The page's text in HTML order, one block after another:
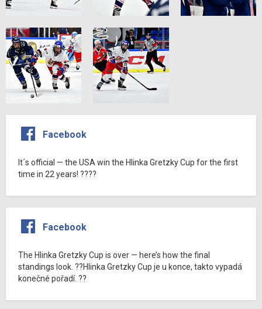
Facebook
It´s official — the USA win the Hlinka Gretzky Cup for the first
time in 22 years! ????
Facebook
The Hlinka Gretzky Cup is over — here’s how the final
standings look. ??Hlinka Gretzky Cup je u konce, takto vypadá
konečné pořadí. ??